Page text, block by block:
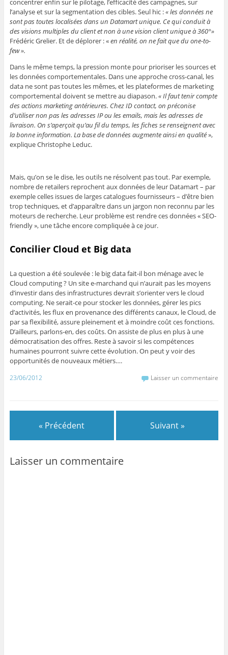
concentrer enfin sur le pilotage, l’efficacité des campagnes, sur
l’analyse et sur la segmentation des cibles. Seul hic :« les données ne
sont pas toutes localisées dans un Datamart unique. Ce qui conduit à
des visions multiples du client et non à une vision client unique à 360°»
Frédéric Grelier. Et de déplorer : «en réalité, on ne fait que du one-to-
few ».
Dans le même temps, la pression monte pour prioriser les sources et
les données comportementales. Dans une approche cross-canal, les
data ne sont pas toutes les mêmes, et les plateformes de marketing
comportemental doivent se mettre au diapason.« Il faut tenir compte
des actions marketing antérieures. Chez ID contact, on préconise
d’utiliser non pas les adresses IP ou les emails, mais les adresses de
livraison. On s’aperçoit qu’au fil du temps, les fiches se renseignent avec
la bonne information. La base de données augmente ainsi en qualité»,
explique Christophe Leduc.
Mais, qu’on se le dise, les outils ne résolvent pas tout. Par exemple,
nombre de retailers reprochent aux données de leur Datamart – par
exemple celles issues de larges catalogues fournisseurs – d’être bien
trop techniques, et d’apparaître dans un jargon non reconnu par les
moteurs de recherche. Leur problème est rendre ces données « SEO-
friendly », une tâche encore compliquée à ce jour.
Concilier Cloud et Big data
La question a été soulevée : le big data fait-il bon ménage avec le
Cloud computing ? Un site e-marchand qui n’aurait pas les moyens
d’investir dans des infrastructures devrait s’orienter vers le cloud
computing. Ne serait-ce pour stocker les données, gérer les pics
d’activités, les flux en provenance des différents canaux, le Cloud, de
par sa flexibilité, assure pleinement et à moindre coût ces fonctions.
D’ailleurs, parlons-en, des coûts. On assiste de plus en plus à une
démocratisation des offres. Reste à savoir si les compétences
humaines pourront suivre cette évolution. On peut y voir des
opportunités de nouveaux métiers….
23/06/2012 Laisser un commentaire
« Précédent Suivant »
Laisser un commentaire